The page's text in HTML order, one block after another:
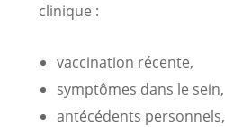
clinique :
vaccination récente,
symptômes dans le sein,
antécédents personnels,